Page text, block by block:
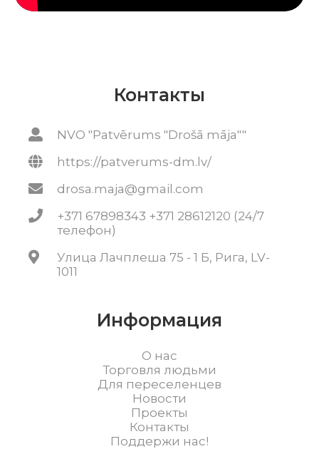
Контакты
NVO "Patvērums "Drošā māja""
https://patverums-dm.lv/
drosa.maja@gmail.com
+371 67898343 +371 28612120 (24/7
телефон)
Улица Лачплеша 75 - 1 Б, Рига, LV-
1011
Информация
О нас
Торговля людьми
Для переселенцев
Новости
Проекты
Контакты
Поддержи нас!